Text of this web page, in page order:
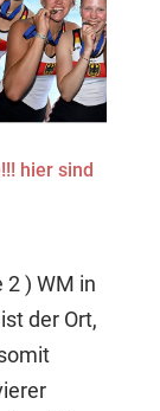
hier sind
2 ) WM in
der Ort,